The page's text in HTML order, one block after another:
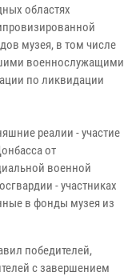
областях
музея, в том числе
военнослужащими
по ликвидации
реалии - участие
от
военной
- участниках
в фонды музея из
победителей,
с завершением